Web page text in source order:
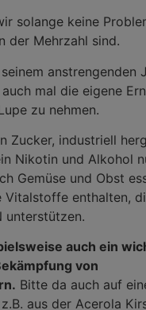
solange keine
der Mehrzahl sind.
anstrengenden
mal die eigene
zu nehmen.
Zucker, industriell
Nikotin und Alkohol
Gemüse und Obst
enthalten,
unterstützen.
auch ein
von
Bitte da auch auf
aus der Acerola